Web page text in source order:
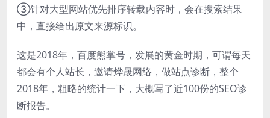
③针对大型网站优先排序转载内容时，会在搜索结果
中，直接给出原文来源标识。
这是2018年，百度熊掌号，发展的黄金时期，可谓每天
都会有个人站长，邀请烨晟网络，做站点诊断，整个
2018年，粗略的统计一下，大概写了近100份的SEO诊
断报告。